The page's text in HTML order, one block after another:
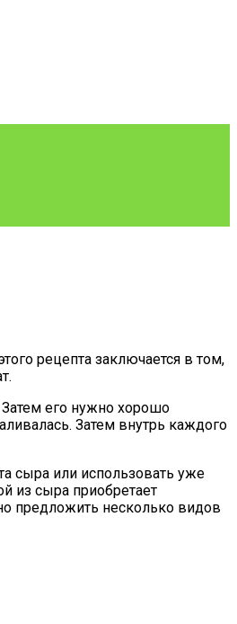
рецепта заключается в том,
его нужно хорошо
Затем внутрь каждого
сыра или использовать уже
из сыра приобретает
предложить несколько видов